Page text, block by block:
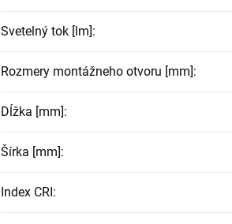
Svetelný tok [lm]:
Rozmery montážneho otvoru [mm]:
Dĺžka [mm]:
Šírka [mm]:
Index CRI :